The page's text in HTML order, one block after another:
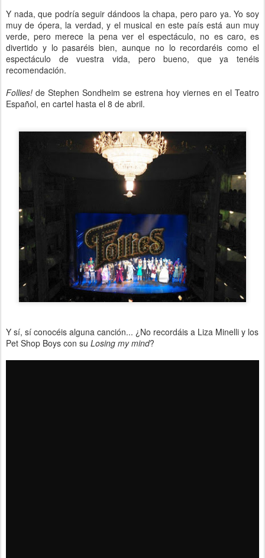
Y nada, que podría seguir dándoos la chapa, pero paro ya. Yo soy
muy de ópera, la verdad, y el musical en este país está aun muy
verde, pero merece la pena ver el espectáculo, no es caro, es
divertido y lo pasaréis bien, aunque no lo recordaréis como el
espectáculo de vuestra vida, pero bueno, que ya tenéis
recomendación.
Follies! de Stephen Sondheim se estrena hoy viernes en el Teatro
Español, en cartel hasta el 8 de abril.
Y sí, sí conocéis alguna canción... ¿No recordáis a Liza Minelli y los
Pet Shop Boys con su Losing my mind?